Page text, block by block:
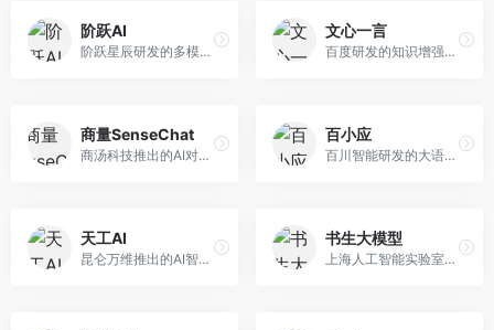
阶跃AI
阶跃星辰研发的多模态大模型平台，支持文本、图像、视频的综合理解与生成。面向创作者和企业客户，提供内容创作、智能分析等服务，多模态能力突出。
文心一言
百度研发的知识增强大语言模型，深度融合百度知识图谱和搜索能力。面向中文用户，提供知识问答、文本创作、逻辑推理等服务，中文语境理解准确，知识覆盖面广。
商量SenseChat
商汤科技推出的AI对话平台，结合计算机视觉和自然语言处理技术。面向企业用户和开发者，支持多模态交互，视觉理解能力强，适合智能客服和内容创作场景。
百小应
百川智能研发的大语言模型助手，专注于中文理解和生成。面向中文用户，提供知识问答、文本创作、代码辅助等服务，模型参数规模大，中文表达流畅自然。
天工AI
昆仑万维推出的AI智能助手，集成搜索、对话、创作等多种能力。面向普通用户和内容创作者，支持联网搜索、文本生成、图像理解等功能，响应速度快，免费使用。
书生大模型
上海人工智能实验室研发的开源大模型系列，支持多尺度和多模态。面向研究机构和开发者，开源生态完善，学术研究背景深厚，适合科研和定制开发。